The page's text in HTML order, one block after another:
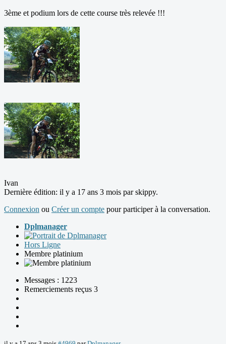
3ème et podium lors de cette course très relevée !!!
Ivan
Dernière édition: il y a 17 ans 3 mois parskippy.
Connexion ou Créer un compte pour participer à la conversation.
Dplmanager
Hors Ligne
Membre platinium
Messages : 1223
Remerciements reçus 3